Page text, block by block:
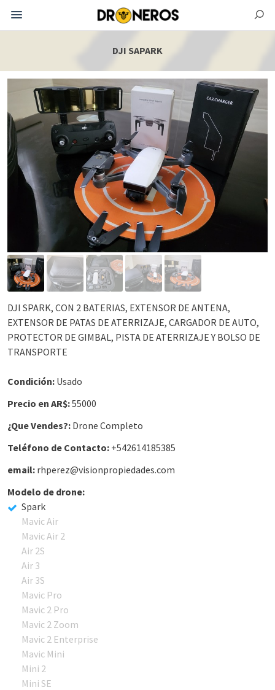
DJI SAPARK
DJI SPARK, CON 2 BATERIAS, EXTENSOR DE ANTENA,
EXTENSOR DE PATAS DE ATERRIZAJE, CARGADOR DE AUTO,
PROTECTOR DE GIMBAL, PISTA DE ATERRIZAJE Y BOLSO DE
TRANSPORTE
Condición: Usado
Precio en AR$:55000
¿Que Vendes?: Drone Completo
Teléfono de Contacto: +542614185385
email: rhperez@visionpropiedades.com
Modelo de drone:
Spark
Mavic Air
Mavic Air 2
Air 2S
Air 3
Air 3S
Mavic Pro
Mavic 2 Pro
Mavic 2 Zoom
Mavic 2 Enterprise
Mavic Mini
Mini 2
Mini SE